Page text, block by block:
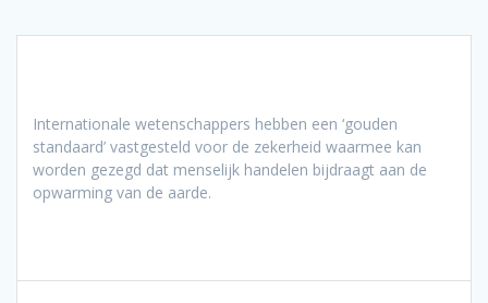
Internationale wetenschappers hebben een ‘gouden
standaard’ vastgesteld voor de zekerheid waarmee kan
worden gezegd dat menselijk handelen bijdraagt aan de
opwarming van de aarde.